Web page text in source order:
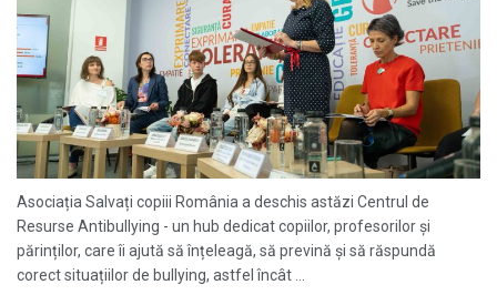
Asociația Salvați copiii România a deschis astăzi Centrul de
Resurse Antibullying - un hub dedicat copiilor, profesorilor și
părinților, care îi ajută să înțeleagă, să prevină și să răspundă
corect situațiilor de bullying, astfel încât ...